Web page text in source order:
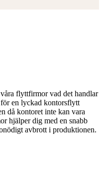
flyttfirmor vad det handlar
en lyckad kontorsflytt
då kontoret inte kan vara
hjälper dig med en snabb
avbrott i produktionen.